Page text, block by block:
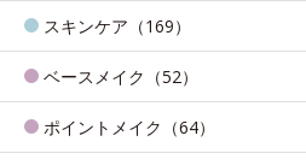
スキンケア（169）
ベースメイク（52）
ポイントメイク（64）